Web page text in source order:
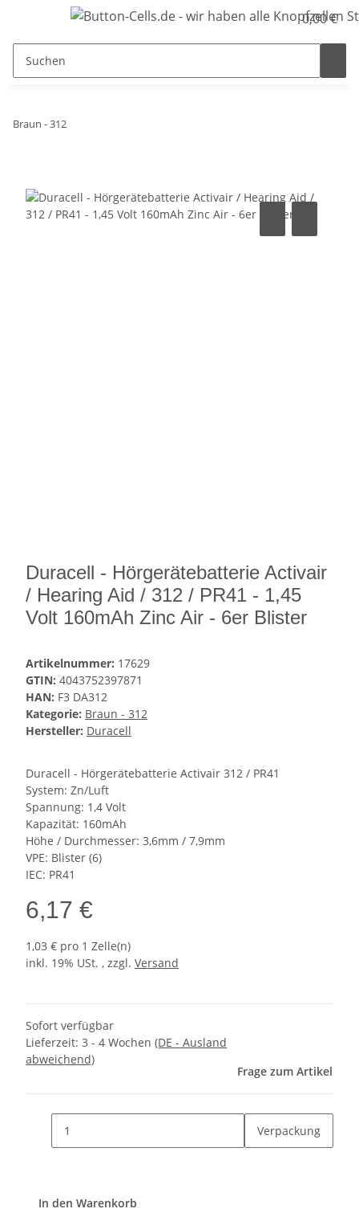
0,00 €
Braun - 312
Duracell - Hörgerätebatterie Activair
/ Hearing Aid / 312 / PR41 - 1,45
Volt 160mAh Zinc Air - 6er Blister
Artikelnummer: 17629
GTIN: 4043752397871
HAN: F3 DA312
Kategorie: Braun - 312
Hersteller: Duracell
Duracell - Hörgerätebatterie Activair 312 / PR41
System: Zn/Luft
Spannung: 1,4 Volt
Kapazität: 160mAh
Höhe / Durchmesser: 3,6mm / 7,9mm
VPE: Blister (6)
IEC: PR41
6,17 €
1,03 € pro 1 Zelle(n)
inkl. 19% USt. , zzgl. Versand
Sofort verfügbar
Lieferzeit: 3 - 4 Wochen (DE - Ausland
abweichend)
Frage zum Artikel
Verpackung
In den Warenkorb